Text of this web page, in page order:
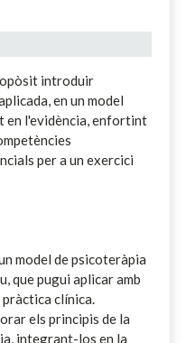
introduir
en un model
en l'evidència, enfortint
per a un exercici
model de psicoteràpia
que pugui aplicar amb
clínica.
els principis de la
integrant-los en la